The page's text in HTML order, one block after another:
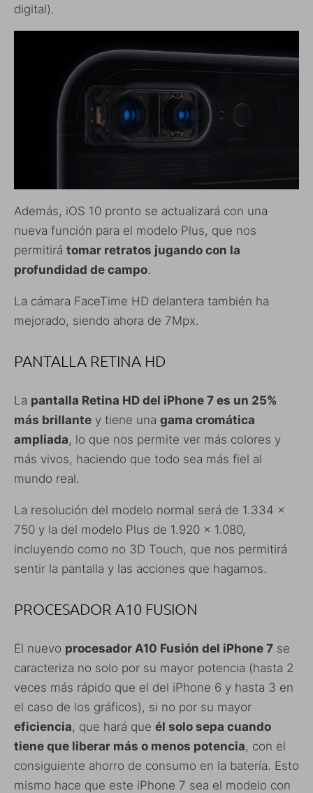
digital).
Además, iOS 10 pronto se actualizará con una
nueva función para el modelo Plus, que nos
permitirá tomar retratos jugando con la
profundidad de campo.
La cámara FaceTime HD delantera también ha
mejorado, siendo ahora de 7Mpx.
PANTALLA RETINA HD
La pantalla Retina HD del iPhone 7 es un 25%
más brillante y tiene una gama cromática
ampliada, lo que nos permite ver más colores y
más vivos, haciendo que todo sea más fiel al
mundo real.
La resolución del modelo normal será de 1.334 ×
750 y la del modelo Plus de 1.920 × 1.080,
incluyendo como no 3D Touch, que nos permitirá
sentir la pantalla y las acciones que hagamos.
PROCESADOR A10 FUSION
El nuevo procesador A10 Fusión del iPhone 7 se
caracteriza no solo por su mayor potencia (hasta 2
veces más rápido que el del iPhone 6 y hasta 3 en
el caso de los gráficos), si no por su mayor
eficiencia, que hará que él solo sepa cuando
tiene que liberar más o menos potencia, con el
consiguiente ahorro de consumo en la batería. Esto
mismo hace que este iPhone 7 sea el modelo con